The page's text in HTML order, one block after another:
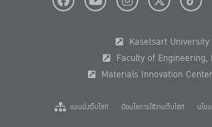
Kasetsart University
Faculty of Engineering,
Materials Innovation
แผนผังเว็บไซต์ เงื่อนไขการใช้งานเว็บไซต์ นโย